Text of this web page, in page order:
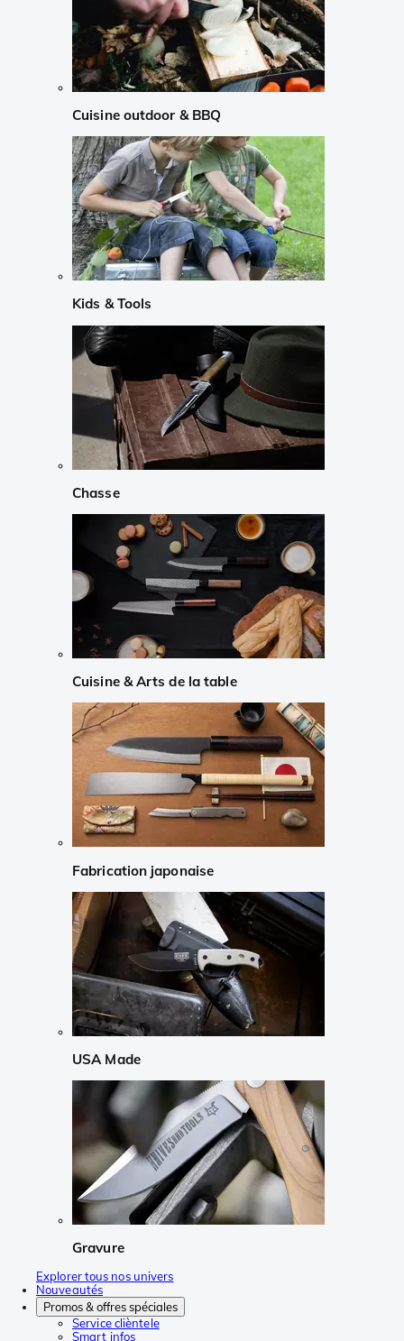
Cuisine outdoor & BBQ
Kids & Tools
Chasse
Cuisine & Arts de la table
Fabrication japonaise
USA Made
Gravure
Explorer tous nos univers
Nouveautés
Promos & offres spéciales
Service clièntele
Smart infos